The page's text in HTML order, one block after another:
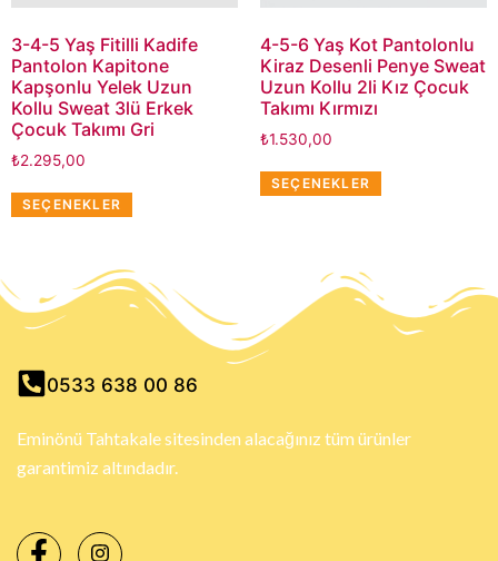
3-4-5 Yaş Fitilli Kadife
Pantolon Kapitone
Kapşonlu Yelek Uzun
Kollu Sweat 3lü Erkek
Çocuk Takımı Gri
₺2.295,00
SEÇENEKLER
4-5-6 Yaş Kot Pantolonlu
Kiraz Desenli Penye Sweat
Uzun Kollu 2li Kız Çocuk
Takımı Kırmızı
₺1.530,00
SEÇENEKLER
0533 638 00 86
Eminönü Tahtakale sitesinden alacağınız tüm ürünler
garantimiz altındadır.